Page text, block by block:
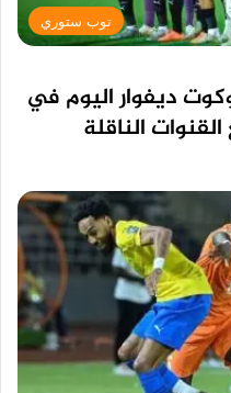
توب ستوري
ديفوار اليوم في
الناقلة